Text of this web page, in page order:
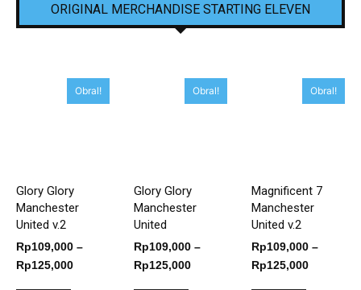
ORIGINAL MERCHANDISE STARTING ELEVEN
Obral!
Glory Glory
Manchester
United v.2
Rp109,000 –
Rp125,000Rentang
Obral!
Glory Glory
Manchester
United
Rp109,000 –
Rp125,000Rentang
Obral!
Magnificent 7
Manchester
United v.2
Rp109,000 –
Rp125,000Rentang